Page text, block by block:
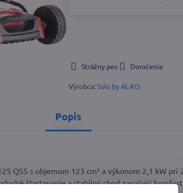
Strážny pes Doručenia
Výrobca:Solo by AL-KO
Popis
QSS s objemom 123 cm³ a výkonom 2,1 kW
štartovanie a stabilný chod zaručujú